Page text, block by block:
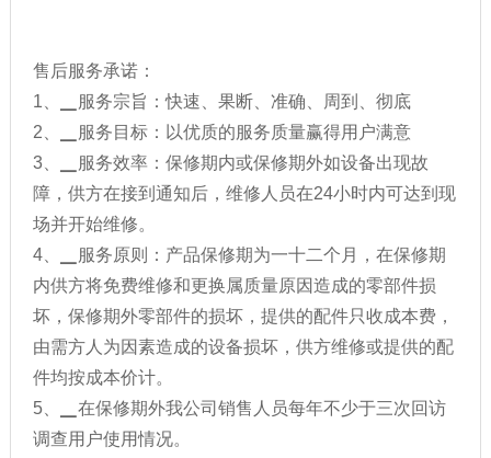
售后服务承诺：
1、▁服务宗旨：快速、果断、准确、周到、彻底
2、▁服务目标：以优质的服务质量赢得用户满意
3、▁服务效率：保修期内或保修期外如设备出现故
障，供方在接到通知后，维修人员在24小时内可达到现
场并开始维修。
4、▁服务原则：产品保修期为一十二个月，在保修期
内供方将免费维修和更换属质量原因造成的零部件损
坏，保修期外零部件的损坏，提供的配件只收成本费，
由需方人为因素造成的设备损坏，供方维修或提供的配
件均按成本价计。
5、▁在保修期外我公司销售人员每年不少于三次回访
调查用户使用情况。